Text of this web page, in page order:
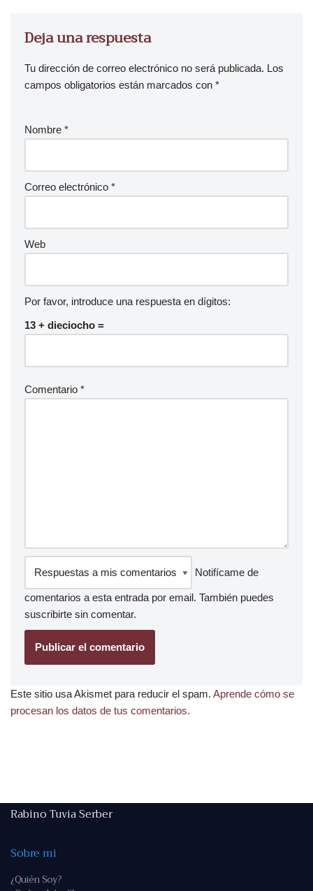
Deja una respuesta
Tu dirección de correo electrónico no será publicada. Los
campos obligatorios están marcados con *
Nombre *
Correo electrónico *
Web
Por favor, introduce una respuesta en dígitos:
13 + dieciocho =
Comentario *
Notifícame de
comentarios a esta entrada por email. También puedes
suscribirte sin comentar.
Este sitio usa Akismet para reducir el spam. Aprende cómo se
procesan los datos de tus comentarios.
Rabino Tuvia Serber
Sobre mi
¿Quién Soy?